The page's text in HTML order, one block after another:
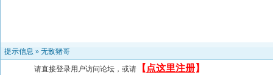
提示信息 » 无敌猪哥
请直接登录用户访问论坛，或请 【 点这里注册】